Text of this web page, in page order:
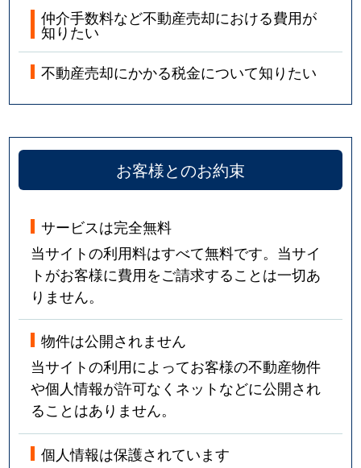
仲介手数料など不動産売却における費用が
知りたい
不動産売却にかかる税金について知りたい
お客様とのお約束
サービスは完全無料
当サイトの利用料はすべて無料です。当サイ
トがお客様に費用をご請求することは一切あ
りません。
物件は公開されません
当サイトの利用によってお客様の不動産物件
や個人情報が許可なくネットなどに公開され
ることはありません。
個人情報は保護されています